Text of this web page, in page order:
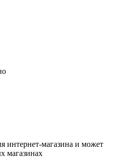
интернет-магазина и может
магазинах